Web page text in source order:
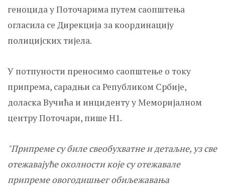
геноцида у Поточарима путем саопштења
огласила се Дирекција за координацију
полицијских тијела.
У потпуности преносимо саопштење о току
припрема, сарадњи са Републиком Србије,
доласка Вучића и инциденту у Меморијалном
центру Поточари, пише Н1.
"Припреме су биле свеобухватне и детаљне, уз све
отежавајуће околности које су отежавале
припреме овогодишњег обиљежавања